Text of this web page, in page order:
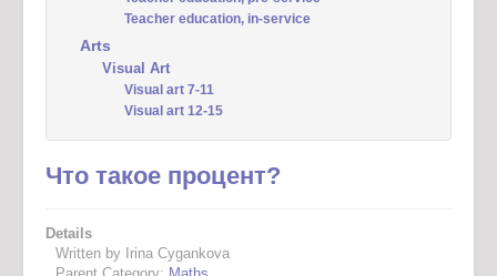
Teacher education, in-service
Arts
Visual Art
Visual art 7-11
Visual art 12-15
Что такое процент?
Details
Written by Irina Cygankova